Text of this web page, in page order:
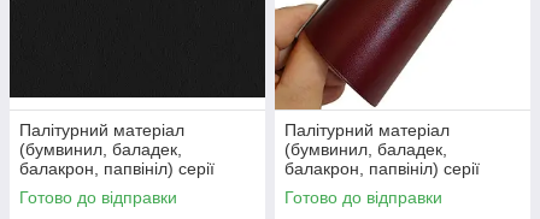
Палітурний матеріал
(бумвинил, баладек,
балакрон, папвініл) серії
"Моноколор" Plano чорний 15
- 900 Европа 3 м рулон
Готово до відправки
Палітурний матеріал
(бумвинил, баладек,
балакрон, папвініл) серії
"Моноколор" Plano бордовий
15-504 Европа 100 метрів
Готово до відправки